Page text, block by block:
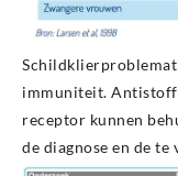
immuniteit.
receptor kunnen
de diagnose en de te